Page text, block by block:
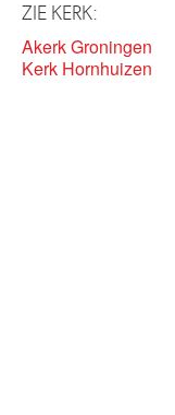
ZIE KERK:
Akerk Groningen
Kerk Hornhuizen